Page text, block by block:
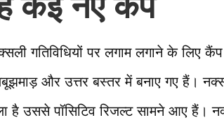
गतिविधियों पर लगाम लगाने के लिए
और उत्तर बस्तर में बनाए गए हैं।
है उससे पॉसिटिव रिजल्ट सामने आए हैं।